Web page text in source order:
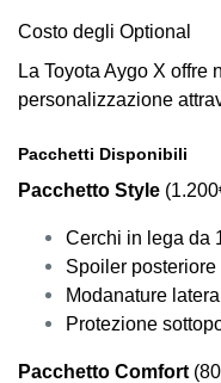
Costo degli Optional
La Toyota Aygo X offre
personalizzazione
Pacchetti Disponibili
Pacchetto Style
Cerchi in lega da
Spoiler posteriore
Modanature
Protezione
Pacchetto Comfort